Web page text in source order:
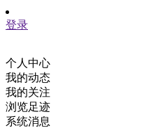
登录
个人中心
我的动态
我的关注
浏览足迹
系统消息